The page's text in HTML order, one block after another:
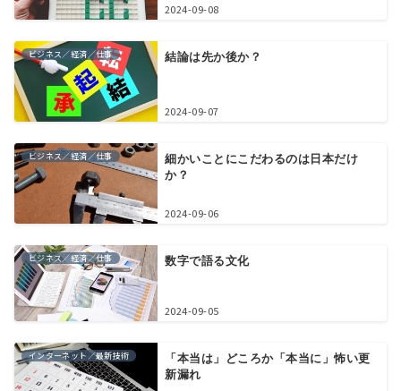
2024-09-08
ビジネス／経済／仕事 結論は先か後か？
2024-09-07
ビジネス／経済／仕事
細かいことにこだわるのは日本だけ
か？
2024-09-06
ビジネス／経済／仕事 数字で語る文化
2024-09-05
インターネット／最新技術
「本当は」どころか「本当に」怖い更
新漏れ